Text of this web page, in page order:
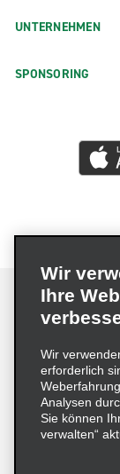
UNTERNEHMEN
SPONSORING
Impressum
Cookie-
Wir
Ihre
Wir
erforderlich
Analysen
Sie können
verwalten“